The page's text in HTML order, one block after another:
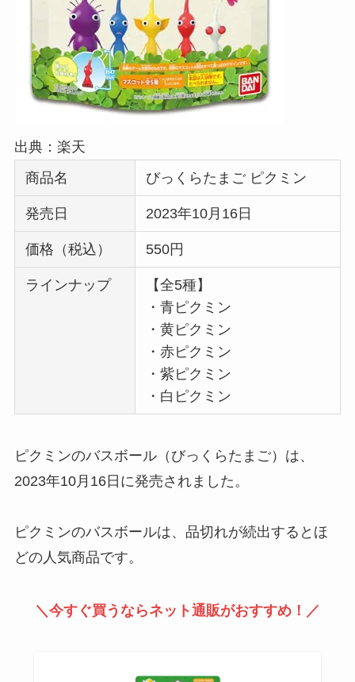
出典：楽天
商品名
びっくらたまご ピクミン
発売日 2023年10月16日
価格（税込） 550円
ラインナップ
【全5種】
・青ピクミン
・黄ピクミン
・赤ピクミン
・紫ピクミン
・白ピクミン
ピクミンのバスボール（びっくらたまご）は、
2023年10月16日に発売されました。
ピクミンのバスボールは、品切れが続出するとほ
どの人気商品です。
＼今すぐ買うならネット通販がおすすめ！／